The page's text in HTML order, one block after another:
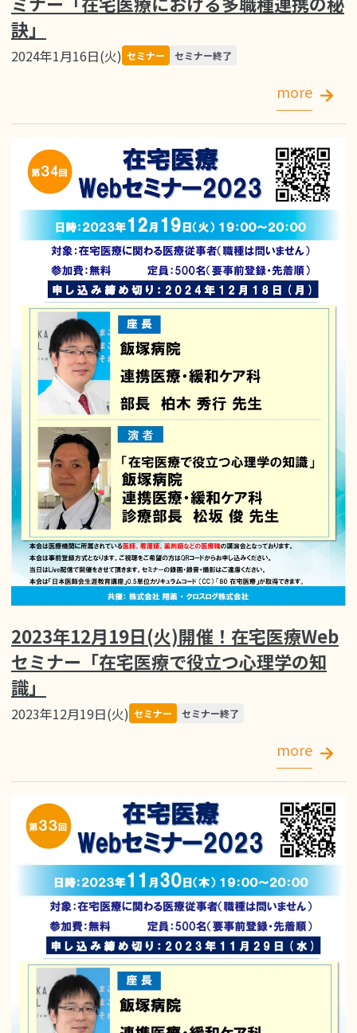
訣」
2024年1月16日(火) セミナー セミナー終了
more
2023年12月19日(火)開催！在宅医療Web
セミナー「在宅医療で役立つ心理学の知
識」
2023年12月19日(火) セミナー セミナー終了
more